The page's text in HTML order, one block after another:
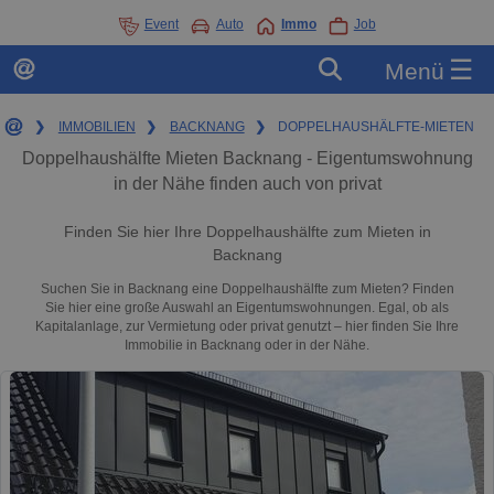
Event Auto Immo Job
Menü ☰
❯ IMMOBILIEN ❯ BACKNANG ❯ DOPPELHAUSHÄLFTE-MIETEN
Doppelhaushälfte Mieten Backnang - Eigentumswohnung
in der Nähe finden auch von privat
Finden Sie hier Ihre Doppelhaushälfte zum Mieten in
Backnang
Suchen Sie in Backnang eine Doppelhaushälfte zum Mieten? Finden
Sie hier eine große Auswahl an Eigentumswohnungen. Egal, ob als
Kapitalanlage, zur Vermietung oder privat genutzt – hier finden Sie Ihre
Immobilie in Backnang oder in der Nähe.